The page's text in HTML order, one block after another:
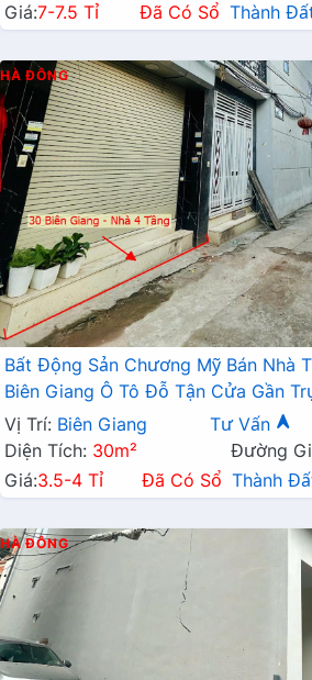
Giá:7-7.5 Tỉ Đã Có Sổ Thành
HÀ ĐÔNG
Bất Động Sản Chương Mỹ Bán Nhà
Biên Giang Ô Tô Đỗ Tận Cửa Gần
Vị Trí: Biên Giang Tư Vấn
Diện Tích: 30m²
Đường
Giá:3.5-4 Tỉ Đã Có Sổ Thành
HÀ ĐÔNG